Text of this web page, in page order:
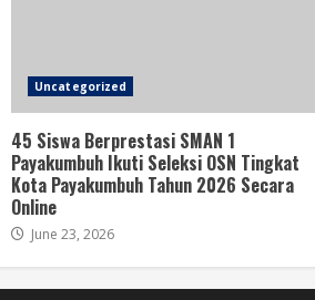
Uncategorized
45 Siswa Berprestasi SMAN 1
Payakumbuh Ikuti Seleksi OSN Tingkat
Kota Payakumbuh Tahun 2026 Secara
Online
June 23, 2026